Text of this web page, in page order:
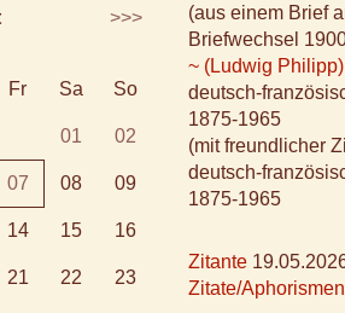
(aus einem Brief
Briefwechsel
~ (Ludwig
deutsch-
1875-1965
(mit freundlicher
deutsch-
1875-1965
Zitante
Zitate/
>>>
Fr Sa So
01 02
07 08 09
14 15 16
21 22 23